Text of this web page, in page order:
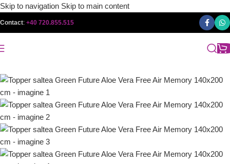
Skip to navigation Skip to main content
Contact: +40 720.855.515